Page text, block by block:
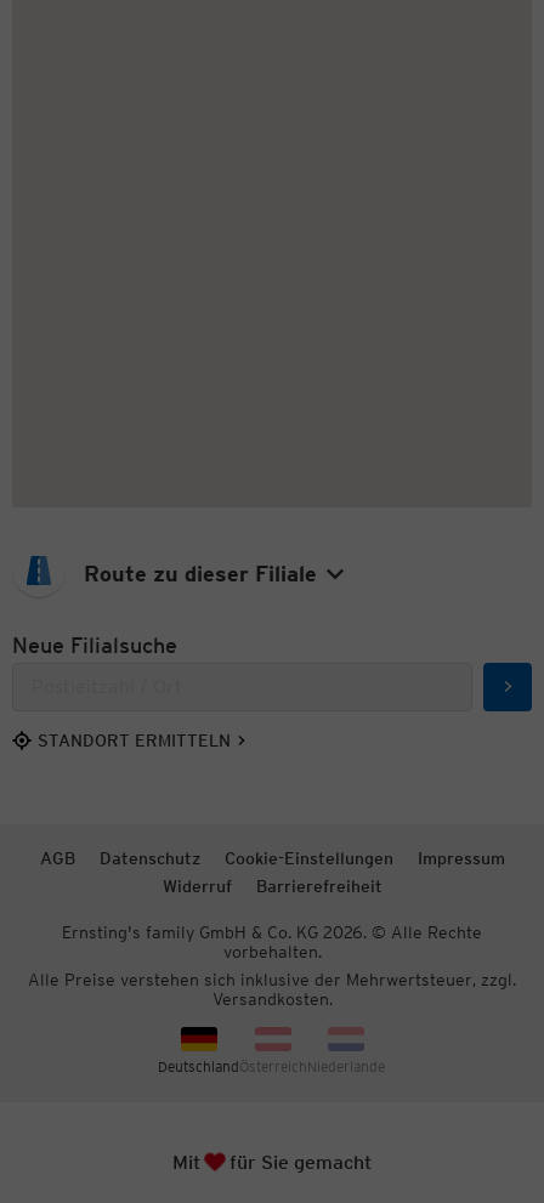
Route zu dieser Filiale
Neue Filialsuche
STANDORT ERMITTELN
AGB Datenschutz Cookie-Einstellungen
Impressum
Widerruf
Barrierefreiheit
Ernsting's family GmbH & Co. KG 2026. © Alle Rechte
vorbehalten.
Alle Preise verstehen sich inklusive der Mehrwertsteuer, zzgl.
Versandkosten.
DeutschlandÖsterreichNiederlande
MitHerz
für Sie gemacht